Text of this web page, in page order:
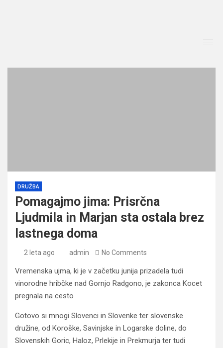
DRUŽBA
Pomagajmo jima: Prisrčna
Ljudmila in Marjan sta ostala brez
lastnega doma
2 leta ago admin No Comments
Vremenska ujma, ki je v začetku junija prizadela tudi
vinorodne hribčke nad Gornjo Radgono, je zakonca Kocet
pregnala na cesto
Gotovo si mnogi Slovenci in Slovenke ter slovenske
družine, od Koroške, Savinjske in Logarske doline, do
Slovenskih Goric, Haloz, Prlekije in Prekmurja ter tudi